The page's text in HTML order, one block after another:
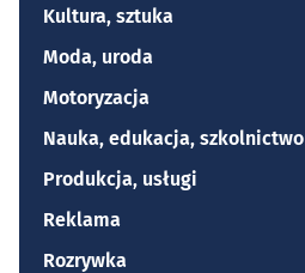
Kultura, sztuka
Moda, uroda
Motoryzacja
Nauka, edukacja, szkolnictwo
Produkcja, usługi
Reklama
Rozrywka